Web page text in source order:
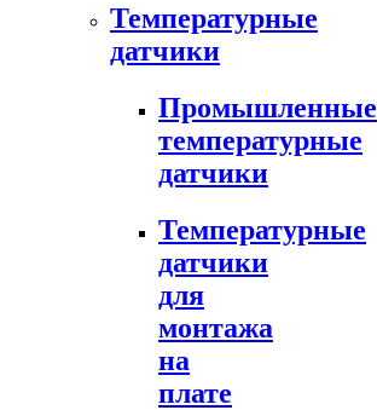
Температурные
датчики
Промышленные
температурные
датчики
Температурные
датчики
для
монтажа
на
плате